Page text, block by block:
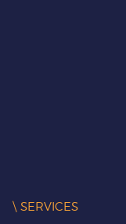
\ SERVICES